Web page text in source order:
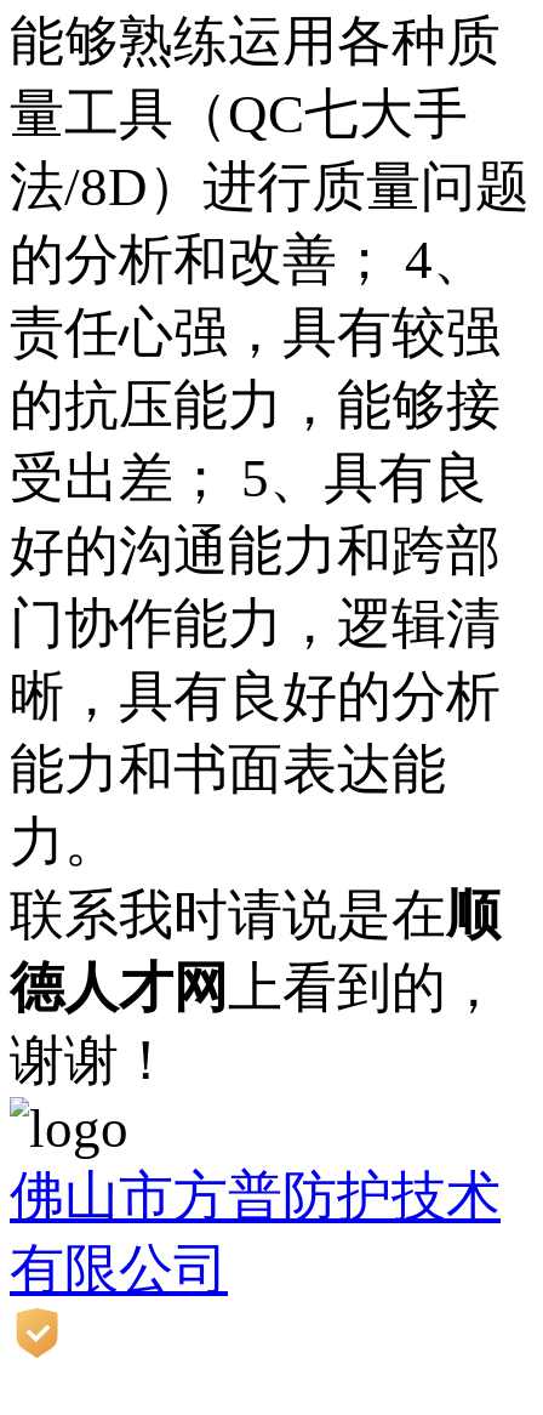
能够熟练运用各种质
量工具（QC七大手
法/8D）进行质量问题
的分析和改善； 4、
责任心强，具有较强
的抗压能力，能够接
受出差； 5、具有良
好的沟通能力和跨部
门协作能力，逻辑清
晰，具有良好的分析
能力和书面表达能
力。
联系我时请说是在顺
德人才网
上看到的，
谢谢！
佛山市方普防护技术
有限公司